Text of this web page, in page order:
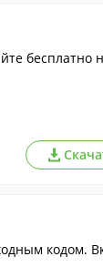
бесплатно
кодом.